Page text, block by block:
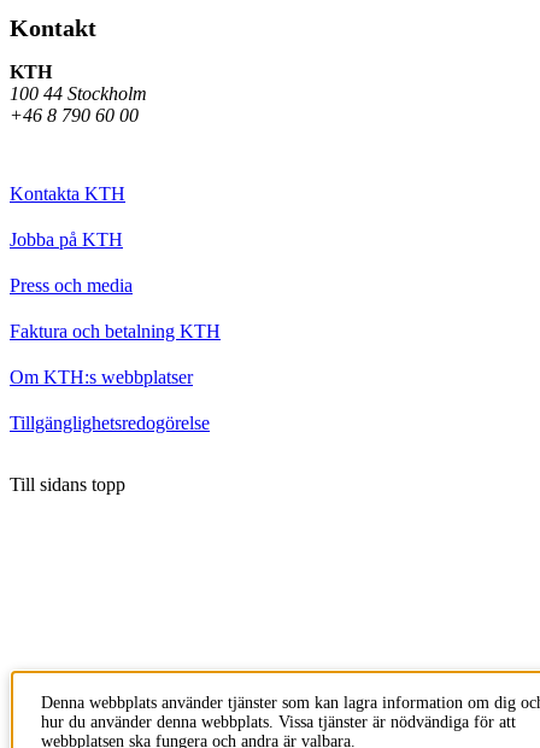
Kontakt
KTH
100 44 Stockholm
+46 8 790 60 00
Kontakta KTH
Jobba på KTH
Press och media
Faktura och betalning KTH
Om KTH:s webbplatser
Tillgänglighetsredogörelse
Till sidans topp
Denna webbplats använder tjänster som kan lagra information om dig
hur du använder denna webbplats. Vissa tjänster är nödvändiga för att
webbplatsen ska fungera och andra är valbara.